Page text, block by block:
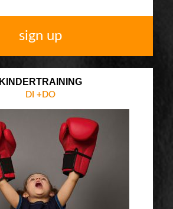
sign up
KINDERTRAINING
DI +DO